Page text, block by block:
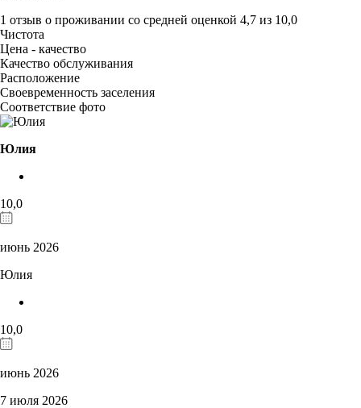
1 отзыв о проживании со средней оценкой 4,7 из 10,0
Чистота
Цена - качество
Качество обслуживания
Расположение
Своевременность заселения
Соответствие фото
Юлия
10,0
июнь 2026
Юлия
10,0
июнь 2026
7 июля 2026